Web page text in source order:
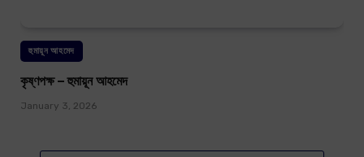
হুমায়ূন আহমেদ
কৃষ্ণপক্ষ – হুমায়ূন আহমেদ
January 3, 2026